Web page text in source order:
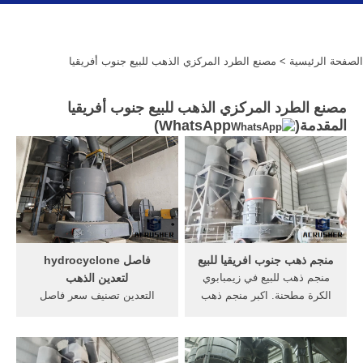
الصفحة الرئيسية > مصنع الطرد المركزي الذهب للبيع جنوب أفريقيا
مصنع الطرد المركزي الذهب للبيع جنوب أفريقيا
المقدمة(
WhatsApp
)
فاصل hydrocyclone
لتعدين الذهب
التعدين تصنيف سعر فاصل
hydrocyclone . فاصل الطرد
منجم ذهب جنوب افريقيا للبيع
منجم ذهب للبيع في زيمبابوي
الكرة مطحنة. اكبر منجم ذهب
الكرة مطحنة الاتصال المورد